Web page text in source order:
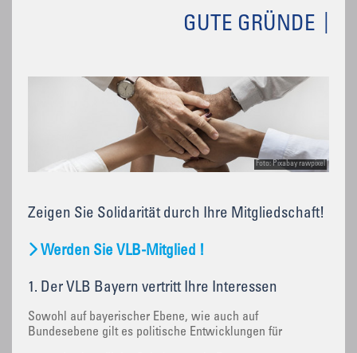
GUTE GRÜNDE
Foto: Pixabay rawpixel
Zeigen Sie Solidarität durch Ihre Mitgliedschaft!
Werden Sie VLB-Mitglied !
1. Der VLB Bayern vertritt Ihre Interessen
Sowohl auf bayerischer Ebene, wie auch auf
Bundesebene gilt es politische Entwicklungen für